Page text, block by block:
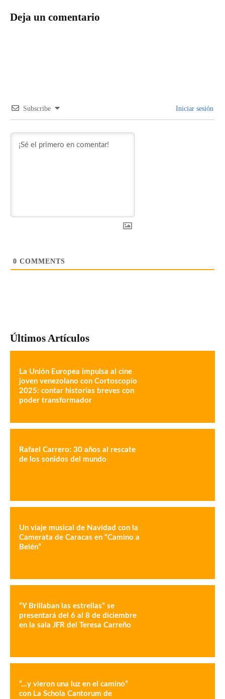
Deja un comentario
Subscribe Iniciar sesión
0 COMMENTS
Últimos Artículos
La Unión Europea impulsa al cine
joven venezolano con Cortoscopio
2025: contar historias breves con
poder transformador
Rafael Carrero: 30 años al rescate
de los sonidos del mundo
Un viaje musical de Navidad con la
Camerata de Caracas en “Camino a
Belén”
“Y Brillaban las estrellas” se
presentará del 6 al 8 de diciembre
en la sala JFR del Teresa Carreño
“…y vieron una luz en el camino”
con La Schola Cantorum de